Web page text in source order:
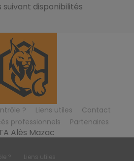
disponibilités
? Liens utiles
Contact
professionnels Partenaires
Alès Mazac
? Liens utiles